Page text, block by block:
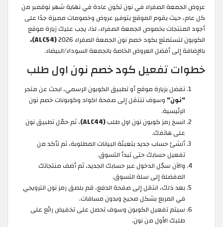
عروض الجمعة الصفراء في نون تكون عادة في نهاية شهر نوفمبر من
كل عام، حيث يقوم الموقع بتوفير عروض وخصومات مميزة جدًا على
أجود المنتجات بخصوص الجمعة الصفراء، لذا، يجب عليك زيارة موقع
الكوبون لتستمتع بكود خصم نون الجمعة الصفراء 2026
(ALC54)،
بالإضافة إلى أفضل العروض الخاصة بالجمعة السوداء/البيضاء.
خطوات تفعيل كود خصم نون اول طلب
تفضل بزيارة موقع أو تطبيق الكوبون الرسمي، ابحث عن متجر
"نون" وسوف تنتقل إلى صفحة اكواد وكوبونات خصم نون
الرئيسية.
انسخ رمز كوبون نون اول طلب(ALC44)
، ثم حمّل تطبيق نون
على هاتفك.
أنشئ حساب جديد بتعبئة البيانات المطلوبة، ثم تأكد من
تفعيل حسابك حتى تبدأ التسوق.
والآن سجّل الدخول عبر حسابك الجديد، ثم أضف منتجاتك
المفضلة إلى سلة التسوق.
بعد ذلك، انتقل إلى صفحة الدفع، قم بلصق رمز نون الترويجي
في المربع بشكل صحيح وبدون مسافات.
سيتم تفعيل الكوبون وسوف تحصل على تخفيض رائع على
طلبك الأول من نون.